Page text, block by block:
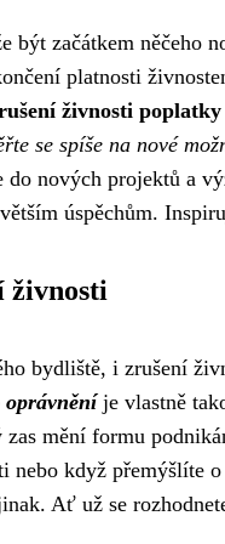
být začátkem něčeho
platnosti
živnosti
se spíše na nové
do nových projektů a
úspěchům.
živnosti
bydliště, i zrušení
oprávněníje vlastně
mění formu
nebo když přemýšlíte
Ať už se